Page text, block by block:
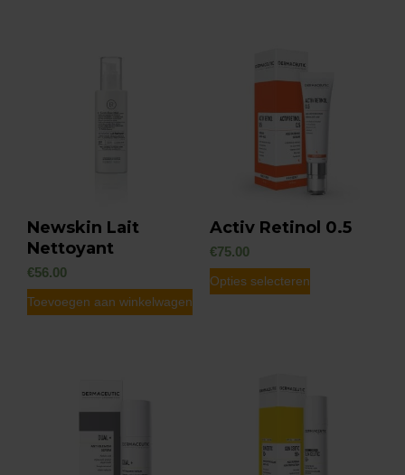
variaties.
Deze
kan
gekozen
op
de
Newskin Lait
Nettoyant
€56.00
Toevoegen aan winkelwagen
Activ Retinol 0.5
€75.00
Opties selecterenDit
optie
kan